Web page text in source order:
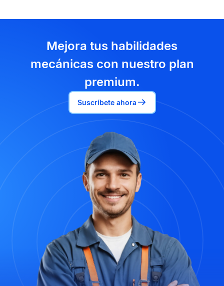
Mejora tus habilidades
mecánicas con nuestro plan
premium.
Suscríbete ahora